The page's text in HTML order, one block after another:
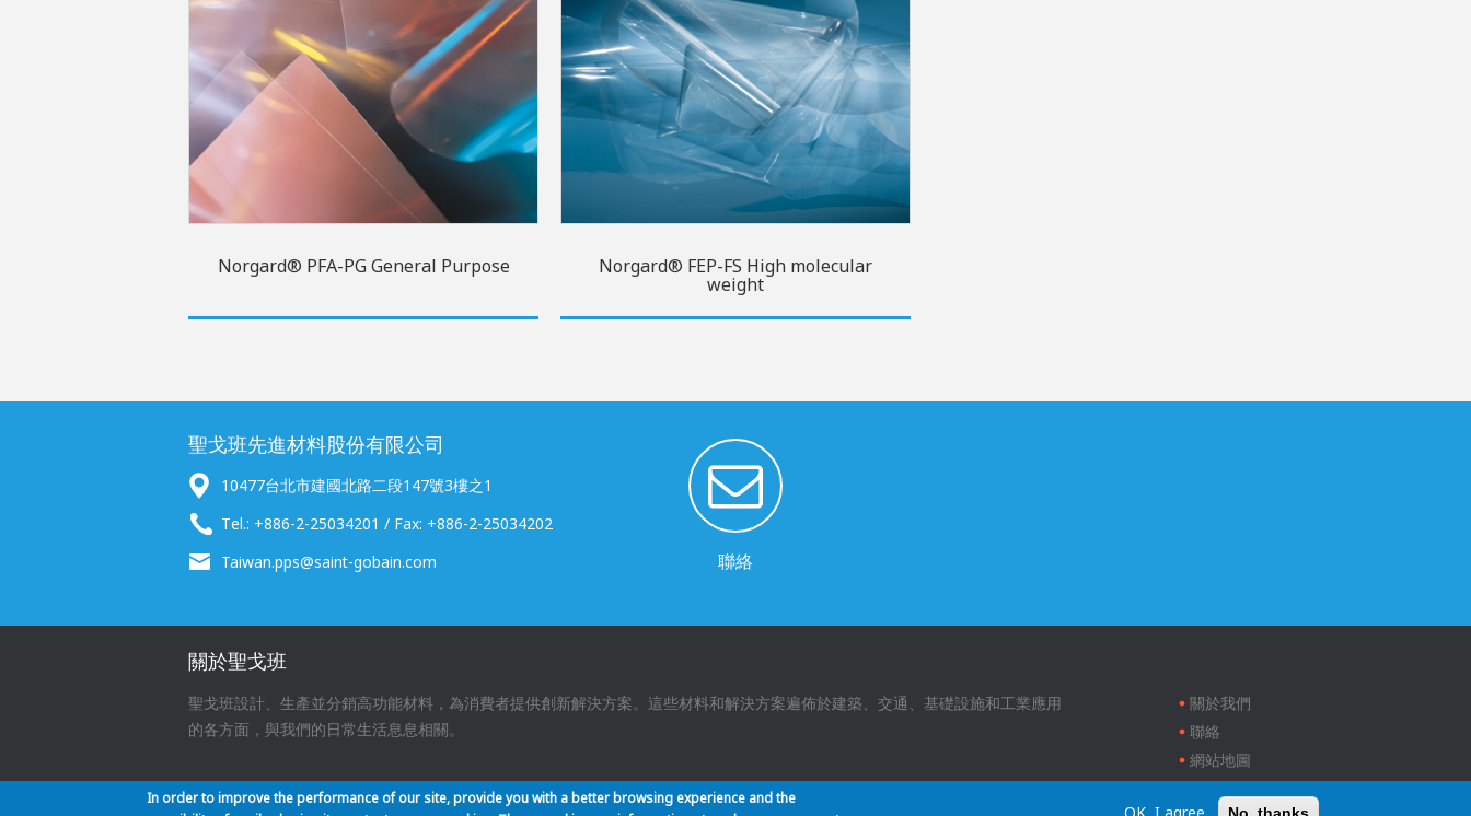
Norgard® PFA-PG General Purpose Norgard® FEP-FS High molecular
weight
聖戈班先進材料股份有限公司
10477台北市建國北路二段147號3樓之1
Tel.: +886-2-25034201 / Fax: +886-2-25034202
Taiwan.pps@saint-gobain.com
聯絡
關於聖戈班
聖戈班設計、生產並分銷高功能材料，為消費者提供創新解決方案。這些材料和解決方案遍佈於建築、交通、基礎設施和工業應用
的各方面，與我們的日常生活息息相關。
關於我們
聯絡
網站地圖
法律聲明
In order to improve the performance of our site, provide you with a better browsing experience and the